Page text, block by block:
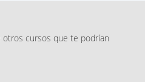
otros cursos que te podrían